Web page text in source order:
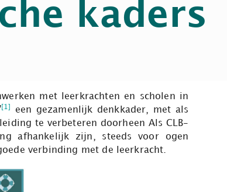
kaders
met leerkrachten en scholen in
[1]
een gezamenlijk denkkader, met als
te verbeteren doorheen Als CLB-
afhankelijk zijn, steeds voor ogen
verbinding met de leerkracht.